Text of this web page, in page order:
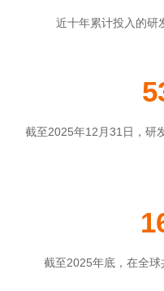
近十年累计投入的研
截至2025年12月31日，研
截至2025年底，在全